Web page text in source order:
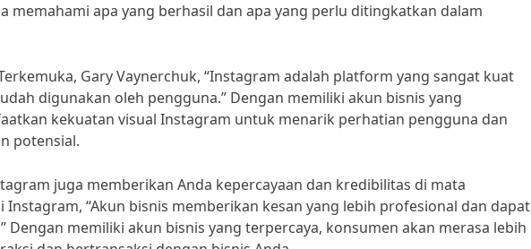
memahami apa yang berhasil dan apa yang perlu ditingkatkan dalam
Gary Vaynerchuk, “Instagram adalah platform yang sangat kuat
digunakan oleh pengguna.” Dengan memiliki akun bisnis yang
kekuatan visual Instagram untuk menarik perhatian pengguna dan
potensial.
juga memberikan Anda kepercayaan dan kredibilitas di mata
“Akun bisnis memberikan kesan yang lebih profesional dan dapat
Dengan memiliki akun bisnis yang terpercaya, konsumen akan merasa lebih